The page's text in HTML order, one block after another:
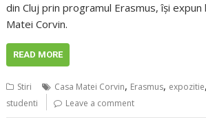
din Cluj prin programul Erasmus, îşi expun
Matei Corvin.
READ MORE
Stiri Casa Matei Corvin, Erasmus, expozitie,
studenti Leave a comment